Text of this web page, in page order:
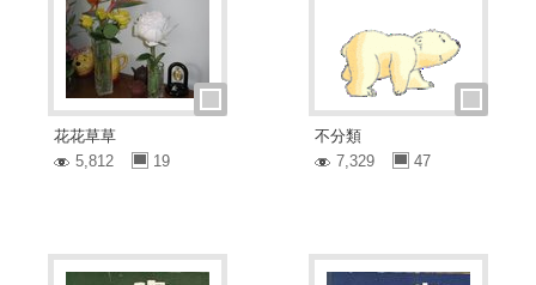
花花草草
5,812
19
不分類
7,329
47